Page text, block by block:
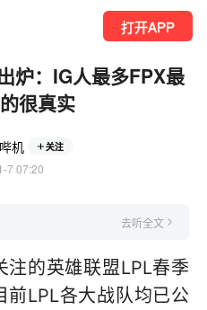
打开APP
炉：IG人最多FPX最
很真实
机 关注
7 07:20
去听全文
注的英雄联盟LPL春季
前LPL各大战队均已公